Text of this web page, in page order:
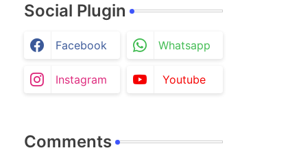
Social Plugin
Facebook Whatsapp
Instagram Youtube
Comments